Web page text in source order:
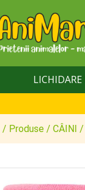
LICHIDARE
/ Produse / CÂINI /